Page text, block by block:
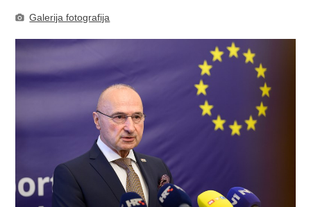
Galerija fotografija